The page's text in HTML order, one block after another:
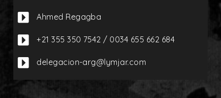
 Ahmed Regagba
 +21 355 350 7542 / 0034 655 662 684
 delegacion-arg@lymjar.com